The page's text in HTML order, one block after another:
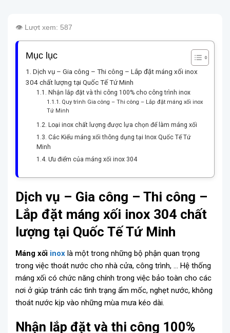
👁️ Lượt xem: 587
Mục lục
Dịch vụ – Gia công – Thi công – Lắp đặt máng xối inox
304 chất lượng tại Quốc Tế Tứ Minh
Nhận lắp đặt và thi công 100% cho công trình inox
Quy trình Gia công – Thi công – Lắp đặt máng xối inox
Tứ Minh
Loại inox chất lượng được lựa chọn để làm máng xối
Các Kiểu máng xối thông dụng tại Inox Quốc Tế Tứ
Minh
Ưu điểm của máng xối inox 304
Dịch vụ – Gia công – Thi công –
Lắp đặt máng xối inox 304 chất
lượng tại Quốc Tế Tứ Minh
Máng xối inox là một trong những bộ phận quan trọng
trong việc thoát nước cho nhà cửa, công trình, … Hệ thống
máng xối có chức năng chính trong việc bảo toàn cho các
nơi ở giúp tránh các tình trạng ẩm mốc, nghẹt nước, không
thoát nước kịp vào những mùa mưa kéo dài.
Nhận lắp đặt và thi công 100%